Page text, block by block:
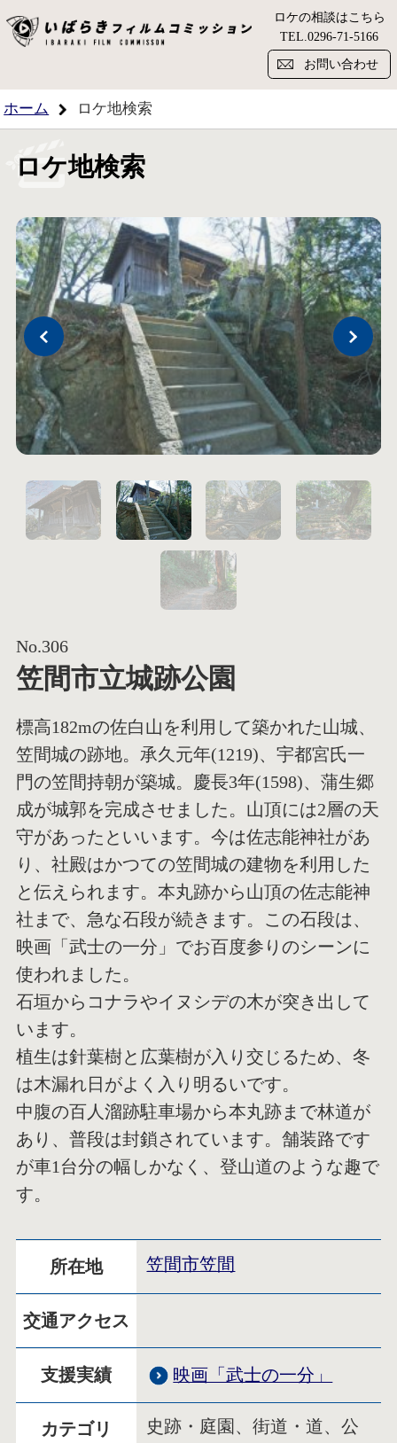
い
ロケの相談はこちら
TEL.0296-71-5166
お問い合わせ
ホーム ロケ地検索
ロケ地検索
Previous
1
No.306
笠間市立城跡公園
標高182mの佐白山を利用して築かれた山城、
笠間城の跡地。承久元年(1219)、宇都宮氏一
門の笠間持朝が築城。慶長3年(1598)、蒲生郷
成が城郭を完成させました。山頂には2層の天
守があったといいます。今は佐志能神社があ
り、社殿はかつての笠間城の建物を利用した
と伝えられます。本丸跡から山頂の佐志能神
社まで、急な石段が続きます。この石段は、
映画「武士の一分」でお百度参りのシーンに
使われました。
石垣からコナラやイヌシデの木が突き出して
います。
植生は針葉樹と広葉樹が入り交じるため、冬
は木漏れ日がよく入り明るいです。
中腹の百人溜跡駐車場から本丸跡まで林道が
あり、普段は封鎖されています。舗装路です
が車1台分の幅しかなく、登山道のような趣で
す。
所在地 笠間市笠間
交通アクセス
支援実績 映画「武士の一分」
カテゴリ
史跡・庭園、街道・道、公